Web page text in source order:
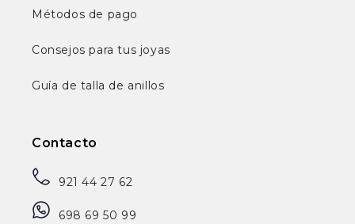
Métodos de pago
Consejos para tus joyas
Guía de talla de anillos
Contacto
921 44 27 62
698 69 50 99